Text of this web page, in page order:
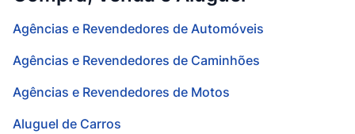
Agências e Revendedores de Automóveis
Agências e Revendedores de Caminhões
Agências e Revendedores de Motos
Aluguel de Carros